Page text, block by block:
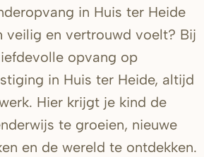
in Huis ter Heide
veilig en vertrouwd voelt? Bij
opvang op
in Huis ter Heide, altijd
Hier krijgt je kind de
te groeien, nieuwe
en de wereld te ontdekken.